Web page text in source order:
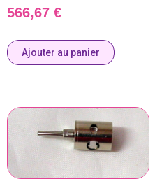
566,67 €
Ajouter au panier